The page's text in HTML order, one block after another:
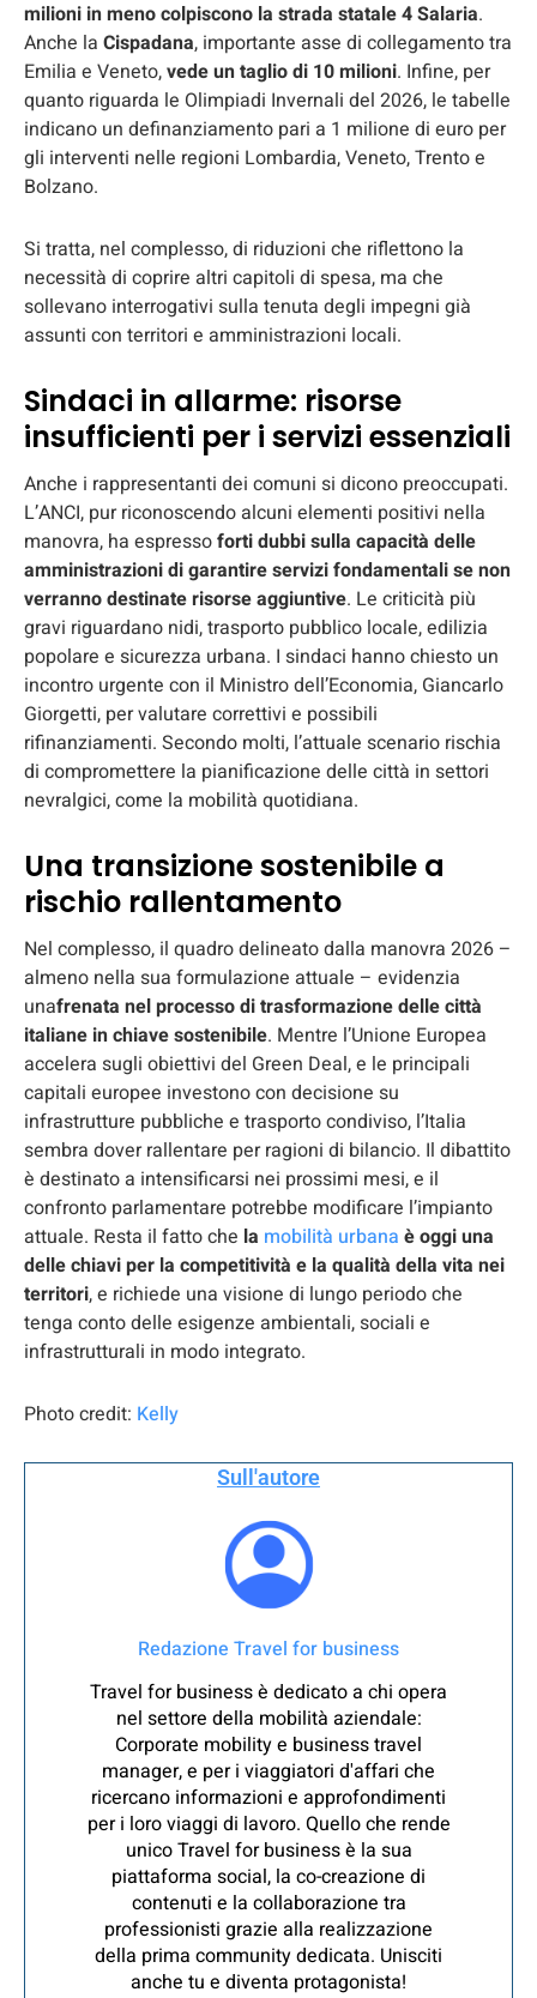
milioni in meno colpiscono la strada statale 4 Salaria.
Anche la Cispadana, importante asse di collegamento tra
Emilia e Veneto,vede un taglio di 10 milioni. Infine, per
quanto riguarda le Olimpiadi Invernali del 2026, le tabelle
indicano un definanziamento pari a 1 milione di euro per
gli interventi nelle regioni Lombardia, Veneto, Trento e
Bolzano.
Si tratta, nel complesso, di riduzioni che riflettono la
necessità di coprire altri capitoli di spesa, ma che
sollevano interrogativi sulla tenuta degli impegni già
assunti con territori e amministrazioni locali.
Sindaci in allarme: risorse
insufficienti per i servizi essenziali
Anche i rappresentanti dei comuni si dicono preoccupati.
L’ANCI, pur riconoscendo alcuni elementi positivi nella
manovra, ha espressoforti dubbi sulla capacità delle
amministrazioni di garantire servizi fondamentali se non
verranno destinate risorse aggiuntive. Le criticità più
gravi riguardano nidi, trasporto pubblico locale, edilizia
popolare e sicurezza urbana. I sindaci hanno chiesto un
incontro urgente con il Ministro dell’Economia, Giancarlo
Giorgetti, per valutare correttivi e possibili
rifinanziamenti. Secondo molti, l’attuale scenario rischia
di compromettere la pianificazione delle città in settori
nevralgici, come la mobilità quotidiana.
Una transizione sostenibile a
rischio rallentamento
Nel complesso, il quadro delineato dalla manovra 2026 –
almeno nella sua formulazione attuale – evidenzia
unafrenata nel processo di trasformazione delle città
italiane in chiave sostenibile. Mentre l’Unione Europea
accelera sugli obiettivi del Green Deal, e le principali
capitali europee investono con decisione su
infrastrutture pubbliche e trasporto condiviso, l’Italia
sembra dover rallentare per ragioni di bilancio. Il dibattito
è destinato a intensificarsi nei prossimi mesi, e il
confronto parlamentare potrebbe modificare l’impianto
attuale. Resta il fatto che la mobilità urbana è oggi una
delle chiavi per la competitività e la qualità della vita nei
territori, e richiede una visione di lungo periodo che
tenga conto delle esigenze ambientali, sociali e
infrastrutturali in modo integrato.
Photo credit: Kelly
Sull'autore
Redazione Travel for business
Travel for business è dedicato a chi opera
nel settore della mobilità aziendale:
Corporate mobility e business travel
manager, e per i viaggiatori d'affari che
ricercano informazioni e approfondimenti
per i loro viaggi di lavoro. Quello che rende
unico Travel for business è la sua
piattaforma social, la co-creazione di
contenuti e la collaborazione tra
professionisti grazie alla realizzazione
della prima community dedicata. Unisciti
anche tu e diventa protagonista!